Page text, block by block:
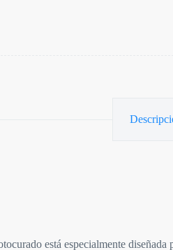
está especialmente diseñada